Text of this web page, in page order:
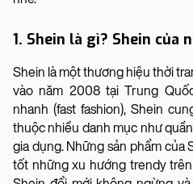
1. Shein là gì? Shein của
Shein là một thương hiệu thời
vào năm 2008 tại Trung
nhanh (fast fashion), Shein
thuộc nhiều danh mục như
gia dụng. Những sản phẩm của
tốt những xu hướng trendy